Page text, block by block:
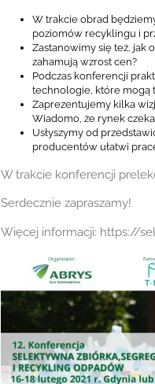
W trakcie obrad
poziomów recyklingu i
Zastanowimy się też, jak
zahamują wzrost cen?
Podczas konferencji
technologie, które mogą
Zaprezentujemy kilka
Wiadomo, że rynek
Usłyszymy od
producentów ułatwi
W trakcie konferencji
Serdecznie zapraszamy!
Więcej informacji: https://